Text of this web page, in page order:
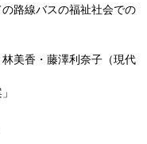
路線バスの福祉社会での
美香・藤澤利奈子（現代